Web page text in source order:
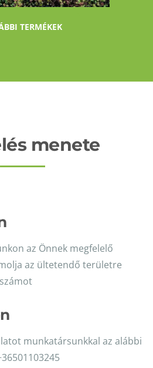
TERMÉKEK
menete
az Önnek megfelelő
az ültetendő területre
munkatársunkkal az alábbi